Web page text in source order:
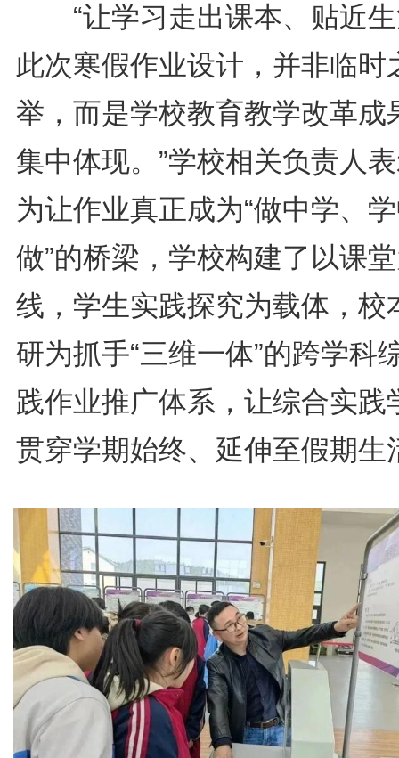
“让学习走出课本、贴近生
此次寒假作业设计，并非临时
举，而是学校教育教学改革成
集中体现。”学校相关负责人
为让作业真正成为“做中学、
做”的桥梁，学校构建了以课
线，学生实践探究为载体，校
研为抓手“三维一体”的跨学科
践作业推广体系，让综合实践
贯穿学期始终、延伸至假期生